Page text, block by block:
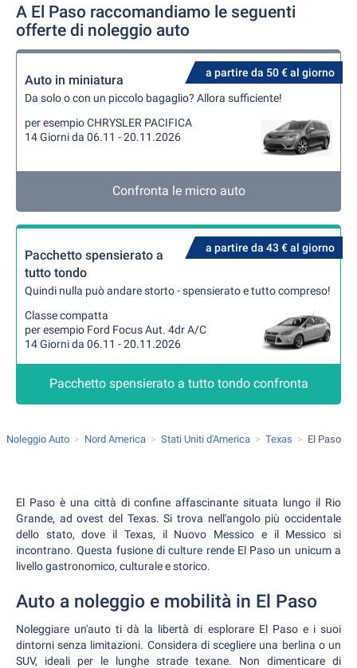
A El Paso raccomandiamo le seguenti
offerte di noleggio auto
a partire da 50 € al giorno
Auto in miniatura
Da solo o con un piccolo bagaglio? Allora sufficiente!
per esempio CHRYSLER PACIFICA
14 Giorni da 06.11 - 20.11.2026
Confronta le micro auto
a partire da 43 € al giorno
Pacchetto spensierato a
tutto tondo
Quindi nulla può andare storto - spensierato e tutto compreso!
Classe compatta
per esempio Ford Focus Aut. 4dr A/C
14 Giorni da 06.11 - 20.11.2026
Pacchetto spensierato a tutto tondo confronta
Noleggio Auto Nord America Stati Uniti d'America Texas El Paso
El Paso è una città di confine affascinante situata lungo il Rio
Grande, ad ovest del Texas. Si trova nell'angolo più occidentale
dello stato, dove il Texas, il Nuovo Messico e il Messico si
incontrano. Questa fusione di culture rende El Paso un unicum a
livello gastronomico, culturale e storico.
Auto a noleggio e mobilità in El Paso
Noleggiare un'auto ti dà la libertà di esplorare El Paso e i suoi
dintorni senza limitazioni. Considera di scegliere una berlina o un
SUV, ideali per le lunghe strade texane. Non dimenticare di